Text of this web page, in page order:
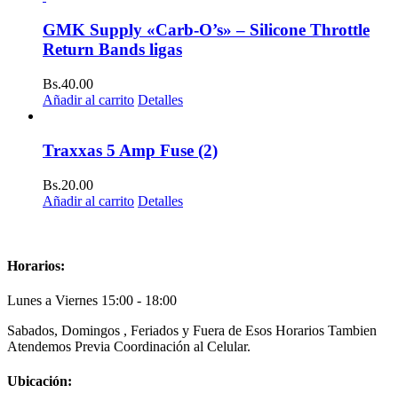
GMK Supply «Carb-O’s» – Silicone Throttle
Return Bands ligas
Bs.40.00
Añadir al carrito Detalles
Traxxas 5 Amp Fuse (2)
Bs.20.00
Añadir al carrito Detalles
Horarios:
Lunes a Viernes 15:00 - 18:00
Sabados, Domingos , Feriados y Fuera de Esos Horarios Tambien
Atendemos Previa Coordinación al Celular.
Ubicación: